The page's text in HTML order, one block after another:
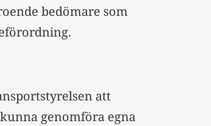
bedömare som
att
genomföra egna